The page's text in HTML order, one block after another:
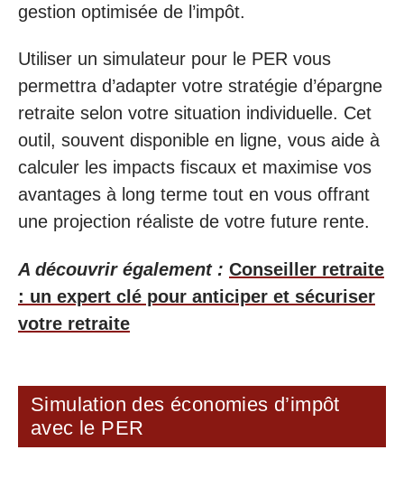
gestion optimisée de l’impôt.
Utiliser un simulateur pour le PER vous
permettra d’adapter votre stratégie d’épargne
retraite selon votre situation individuelle. Cet
outil, souvent disponible en ligne, vous aide à
calculer les impacts fiscaux et maximise vos
avantages à long terme tout en vous offrant
une projection réaliste de votre future rente.
A découvrir également : Conseiller retraite
: un expert clé pour anticiper et sécuriser
votre retraite
Simulation des économies d’impôt
avec le PER